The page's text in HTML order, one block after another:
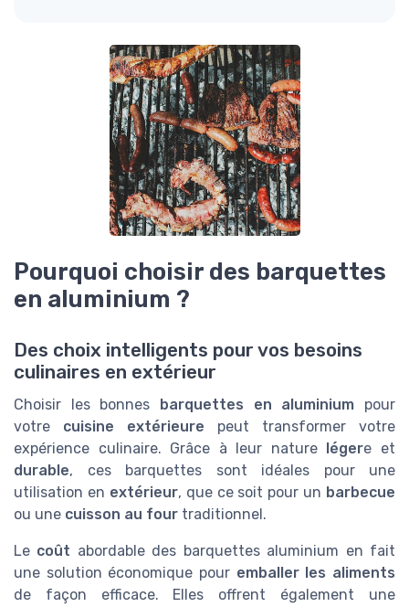
Pourquoi choisir des barquettes
en aluminium ?
Des choix intelligents pour vos besoins
culinaires en extérieur
Choisir les bonnes barquettes en aluminium pour
votre cuisine extérieure peut transformer votre
expérience culinaire. Grâce à leur nature légere et
durable, ces barquettes sont idéales pour une
utilisation en extérieur, que ce soit pour un barbecue
ou une cuisson au four traditionnel.
Le coût abordable des barquettes aluminium en fait
une solution économique pour emballer les aliments
de façon efficace. Elles offrent également une